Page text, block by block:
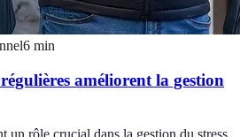
6 min
améliorent la gestion
un rôle crucial dans la gestion du stress